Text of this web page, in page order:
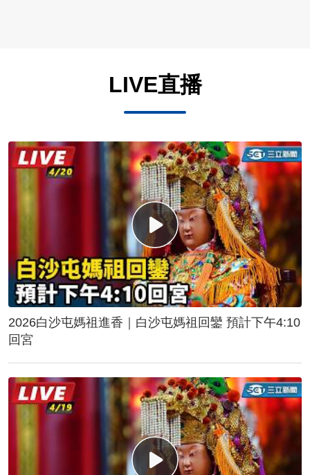
LIVE直播
2026白沙屯媽祖進香｜白沙屯媽祖回鑾 預計下午4:10
回宮